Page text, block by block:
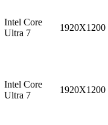
Intel Core
Ultra 7
1920X1200
Intel Core
Ultra 7
1920X1200